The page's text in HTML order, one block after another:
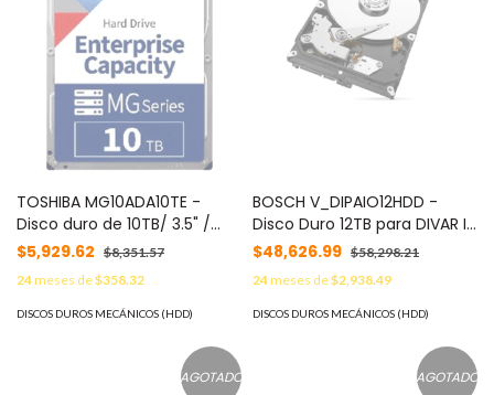
TOSHIBA MG10ADA10TE -
Disco duro de 10TB/ 3.5" /
serie Enterprise / 512MB /
7200RPM / Recomendado
para Servidores y
Videovigilancia
$5,929.62 $8,351.57
24meses de$358.32
DISCOS DUROS MECÁNICOS (HDD)
BOSCH V_DIPAIO12HDD -
Disco Duro 12TB para DIVAR IP
/ SATA-3 / 7200 RPM / 3,5“
$48,626.99 $58,298.21
24meses de$2,938.49
DISCOS DUROS MECÁNICOS (HDD)
AGOTADO AGOTADO